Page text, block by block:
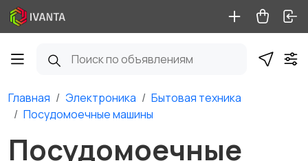
Главная Электроника
Бытовая техника
Посудомоечные машины
Посудомоечные